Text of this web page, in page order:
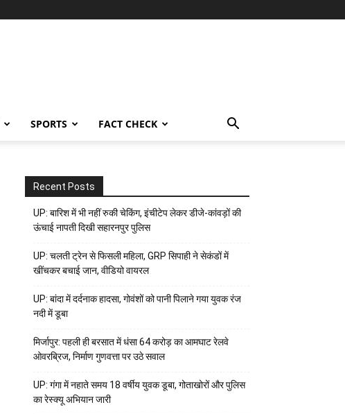
SPORTS FACT CHECK
Recent Posts
UP: बारिश में भी नहीं रुकी चेकिंग, इंचीटेप लेकर डीजे-कांवड़ों की
ऊंचाई नापती दिखी सहारनपुर पुलिस
UP: चलती ट्रेन से फिसली महिला, GRP सिपाही ने सेकंडों में
खींचकर बचाई जान, वीडियो वायरल
UP: बांदा में दर्दनाक हादसा, गोवंशों को पानी पिलाने गया युवक रंज
नदी में डूबा
मिर्जापुर: पहली ही बरसात में धंसा 64 करोड़ का आमघाट रेलवे
ओवरब्रिज, निर्माण गुणवत्ता पर उठे सवाल
UP: गंगा में नहाते समय 18 वर्षीय युवक डूबा, गोताखोरों और पुलिस
का रेस्क्यू अभियान जारी